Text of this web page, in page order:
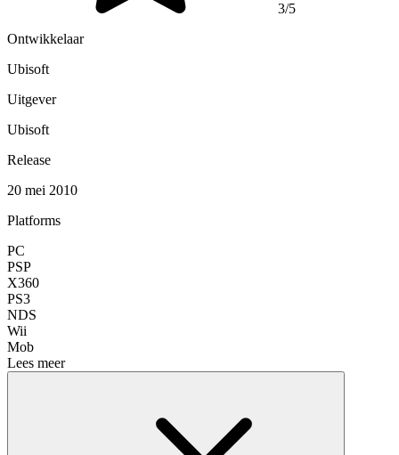
3/5
Ontwikkelaar
Ubisoft
Uitgever
Ubisoft
Release
20 mei 2010
Platforms
PC
PSP
X360
PS3
NDS
Wii
Mob
Lees meer